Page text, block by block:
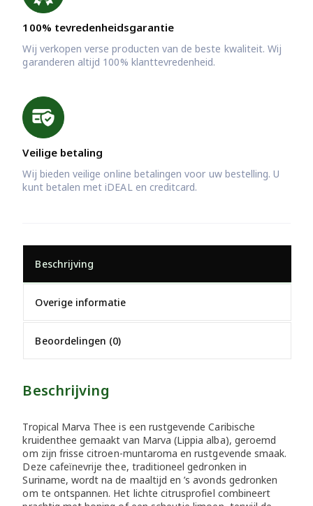
100% tevredenheidsgarantie
Wij verkopen verse producten van de beste kwaliteit. Wij
garanderen altijd 100% klanttevredenheid.
Veilige betaling
Wij bieden veilige online betalingen voor uw bestelling. U
kunt betalen met iDEAL en creditcard.
Beschrijving
Overige informatie
Beoordelingen (0)
Beschrijving
Tropical Marva Thee is een rustgevende Caribische
kruidenthee gemaakt van Marva (Lippia alba), geroemd
om zijn frisse citroen-muntaroma en rustgevende smaak.
Deze cafeïnevrije thee, traditioneel gedronken in
Suriname, wordt na de maaltijd en ’s avonds gedronken
om te ontspannen. Het lichte citrusprofiel combineert